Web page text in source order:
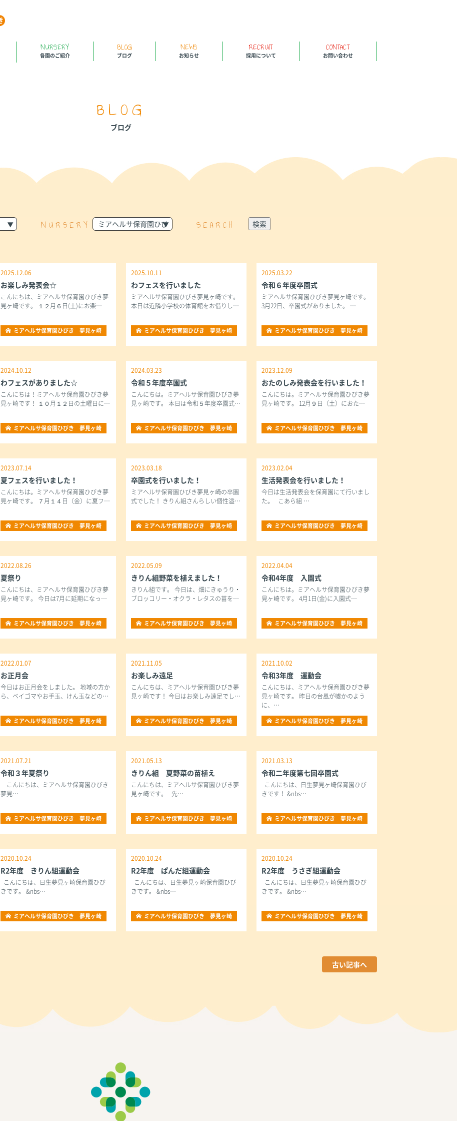
NURSERY
各園のご紹介
BLOG
ブログ
NEWS
お知らせ
RECRUIT
採用について
CONTACT
お問い合わせ
BLOG
ブログ
NURSERY SEARCH
2025.12.06
お楽しみ発表会☆
こんにちは、ミアヘルサ保育園ひびき夢
見ヶ崎です。 １２月６日(土)にお楽…
ミアヘルサ保育園ひびき 夢見ヶ崎
2025.10.11
わフェスを行いました
ミアヘルサ保育園ひびき夢見ヶ崎です。
本日は近隣小学校の体育館をお借りし…
ミアヘルサ保育園ひびき 夢見ヶ崎
2025.03.22
令和６年度卒園式
ミアヘルサ保育園ひびき夢見ヶ崎です。
3月22日、卒園式がありました。 …
ミアヘルサ保育園ひびき 夢見ヶ崎
2024.10.12
わフェスがありました☆
こんにちは！ミアヘルサ保育園ひびき夢
見ヶ崎です！ １０月１２日の土曜日に…
ミアヘルサ保育園ひびき 夢見ヶ崎
2024.03.23
令和５年度卒園式
こんにちは。ミアヘルサ保育園ひびき夢
見ヶ崎です。 本日は令和５年度卒園式…
ミアヘルサ保育園ひびき 夢見ヶ崎
2023.12.09
おたのしみ発表会を行いました！
こんにちは。ミアヘルサ保育園ひびき夢
見ヶ崎です。 12月９日（土）におた…
ミアヘルサ保育園ひびき 夢見ヶ崎
2023.07.14
夏フェスを行いました！
こんにちは。ミアヘルサ保育園ひびき夢
見ヶ崎です。 ７月１４日（金）に夏フ…
ミアヘルサ保育園ひびき 夢見ヶ崎
2023.03.18
卒園式を行いました！
ミアヘルサ保育園ひびき夢見ヶ崎の卒園
式でした！ きりん組さんらしい個性溢…
ミアヘルサ保育園ひびき 夢見ヶ崎
2023.02.04
生活発表会を行いました！
今日は生活発表会を保育園にて行いまし
た。 こあら組 …
ミアヘルサ保育園ひびき 夢見ヶ崎
2022.08.26
夏祭り
こんにちは、ミアヘルサ保育園ひびき夢
見ヶ崎です。 今日は7月に延期になっ…
ミアヘルサ保育園ひびき 夢見ヶ崎
2022.05.09
きりん組野菜を植えました！
きりん組です。 今日は、畑にきゅうり・
ブロッコリー・オクラ・レタスの苗を…
ミアヘルサ保育園ひびき 夢見ヶ崎
2022.04.04
令和4年度 入園式
こんにちは。ミアヘルサ保育園ひびき夢
見ヶ崎です。 4月1日(金)に入園式…
ミアヘルサ保育園ひびき 夢見ヶ崎
2022.01.07
お正月会
今日はお正月会をしました。 地域の方か
ら、ベイゴマやお手玉、けん玉などの…
ミアヘルサ保育園ひびき 夢見ヶ崎
2021.11.05
お楽しみ遠足
こんにちは、ミアヘルサ保育園ひびき夢
見ヶ崎です！ 今日はお楽しみ遠足でし…
ミアヘルサ保育園ひびき 夢見ヶ崎
2021.10.02
令和3年度 運動会
こんにちは、ミアヘルサ保育園ひびき夢
見ヶ崎です。 昨日の台風が嘘かのよう
に、…
ミアヘルサ保育園ひびき 夢見ヶ崎
2021.07.21
令和３年夏祭り
こんにちは、ミアヘルサ保育園ひびき
夢見…
ミアヘルサ保育園ひびき 夢見ヶ崎
2021.05.13
きりん組 夏野菜の苗植え
こんにちは、ミアヘルサ保育園ひびき夢
見ヶ崎です。 先…
ミアヘルサ保育園ひびき 夢見ヶ崎
2021.03.13
令和二年度第七回卒園式
こんにちは、日生夢見ヶ崎保育園ひび
きです！ &nbs…
ミアヘルサ保育園ひびき 夢見ヶ崎
2020.10.24
R2年度 きりん組運動会
こんにちは、日生夢見ヶ崎保育園ひび
きです。 &nbs…
ミアヘルサ保育園ひびき 夢見ヶ崎
2020.10.24
R2年度 ぱんだ組運動会
こんにちは、日生夢見ヶ崎保育園ひび
きです。 &nbs…
ミアヘルサ保育園ひびき 夢見ヶ崎
2020.10.24
R2年度 うさぎ組運動会
こんにちは、日生夢見ヶ崎保育園ひび
きです。 &nbs…
ミアヘルサ保育園ひびき 夢見ヶ崎
古い記事へ